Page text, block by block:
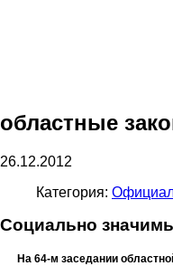
областные
26.12.2012
Категория:
Социально
На 64-м заседании